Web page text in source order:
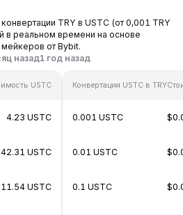
TRY в USTC (от 0,001 TRY
в реальном времени на основе
от Bybit.
назад1 год назад
USTC
4.23 USTC
42.31 USTC
USTC
Конвертация USTC в TRY
0.001 USTC
0.01 USTC
0.1 USTC